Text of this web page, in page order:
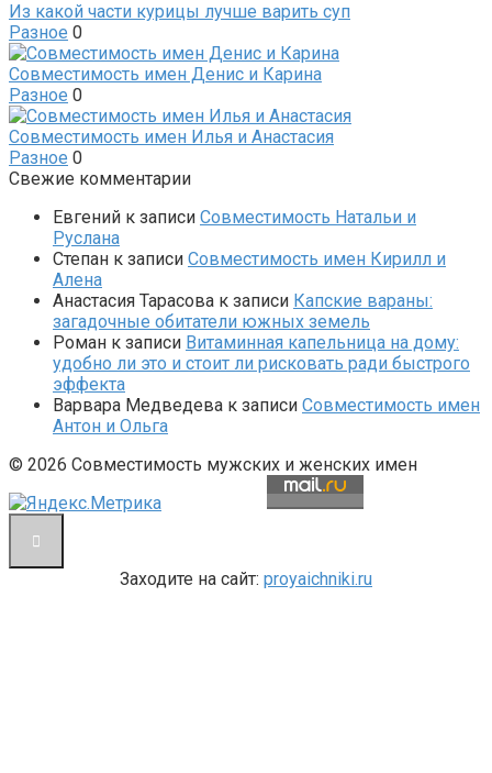
Из какой части курицы лучше варить суп
Разное 0
Совместимость имен Денис и Карина
Разное 0
Совместимость имен Илья и Анастасия
Разное 0
Свежие комментарии
Евгений к записи Совместимость Натальи и
Руслана
Степан к записи Совместимость имен Кирилл и
Алена
Анастасия Тарасова к записи Капские вараны:
загадочные обитатели южных земель
Роман к записи Витаминная капельница на дому:
удобно ли это и стоит ли рисковать ради быстрого
эффекта
Варвара Медведева к записи Совместимость имен
Антон и Ольга
© 2026 Совместимость мужских и женских имен
Заходите на сайт: proyaichniki.ru